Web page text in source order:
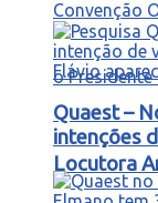
Locutora
Quaest –
intenções